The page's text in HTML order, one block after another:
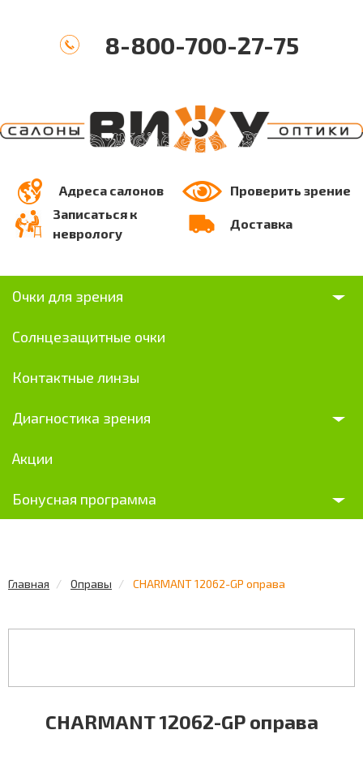
8-800-700-27-75
Адреса салонов
Проверить зрение
Записаться к
неврологу
Доставка
Очки для зрения
Солнцезащитные очки
Контактные линзы
Диагностика зрения
Акции
Бонусная программа
Главная Оправы CHARMANT 12062-GP оправа
CHARMANT 12062-GP оправа